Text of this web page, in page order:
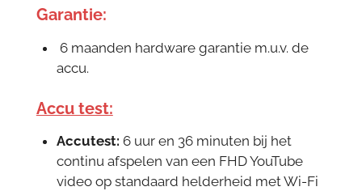
Garantie:
6 maanden hardware garantie m.u.v. de
accu.
Accu test:
Accutest: 6 uur en 36 minuten bij het
continu afspelen van een FHD YouTube
video op standaard helderheid met Wi-Fi